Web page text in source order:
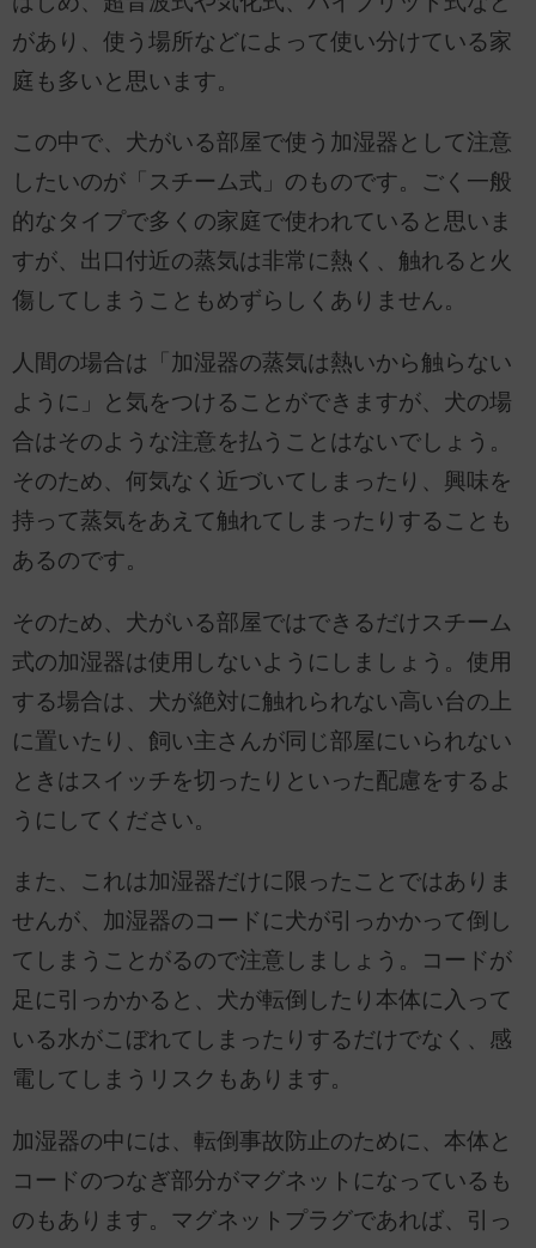
があり、使う場所などによって使い分けている家
庭も多いと思います。
この中で、犬がいる部屋で使う加湿器として注意
したいのが「スチーム式」のものです。ごく一般
的なタイプで多くの家庭で使われていると思いま
すが、出口付近の蒸気は非常に熱く、触れると火
傷してしまうこともめずらしくありません。
人間の場合は「加湿器の蒸気は熱いから触らない
ように」と気をつけることができますが、犬の場
合はそのような注意を払うことはないでしょう。
そのため、何気なく近づいてしまったり、興味を
持って蒸気をあえて触れてしまったりすることも
あるのです。
そのため、犬がいる部屋ではできるだけスチーム
式の加湿器は使用しないようにしましょう。使用
する場合は、犬が絶対に触れられない高い台の上
に置いたり、飼い主さんが同じ部屋にいられない
ときはスイッチを切ったりといった配慮をするよ
うにしてください。
また、これは加湿器だけに限ったことではありま
せんが、加湿器のコードに犬が引っかかって倒し
てしまうことがるので注意しましょう。コードが
足に引っかかると、犬が転倒したり本体に入って
いる水がこぼれてしまったりするだけでなく、感
電してしまうリスクもあります。
加湿器の中には、転倒事故防止のために、本体と
コードのつなぎ部分がマグネットになっているも
のもあります。マグネットプラグであれば、引っ